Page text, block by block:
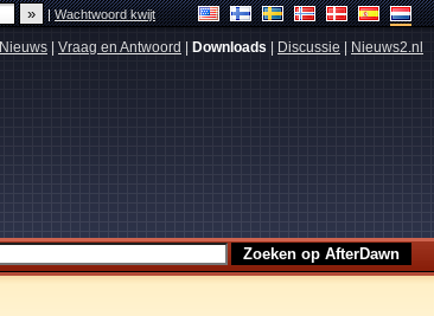
|Wachtwoord kwijt
Nieuws Vraag en Antwoord Downloads Discussie Nieuws2.nl